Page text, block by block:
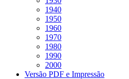
1940
1950
1960
1970
1980
1990
2000
Versão PDF e Impressão